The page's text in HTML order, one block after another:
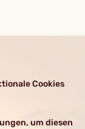
Cookies
um diesen